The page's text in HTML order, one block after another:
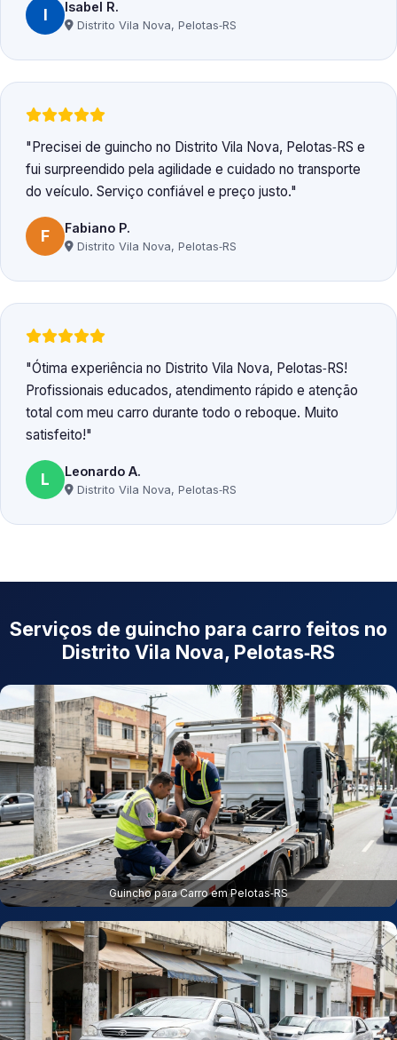
I Isabel R.
Distrito Vila Nova, Pelotas‑RS
Precisei de guincho no Distrito Vila Nova, Pelotas‑RS e
fui surpreendido pela agilidade e cuidado no transporte
do veículo. Serviço confiável e preço justo.
F Fabiano P.
Distrito Vila Nova, Pelotas‑RS
Ótima experiência no Distrito Vila Nova, Pelotas‑RS!
Profissionais educados, atendimento rápido e atenção
total com meu carro durante todo o reboque. Muito
satisfeito!
L Leonardo A.
Distrito Vila Nova, Pelotas‑RS
Serviços de guincho para carro feitos no
Distrito Vila Nova, Pelotas‑RS
Guincho para Carro em Pelotas‑RS